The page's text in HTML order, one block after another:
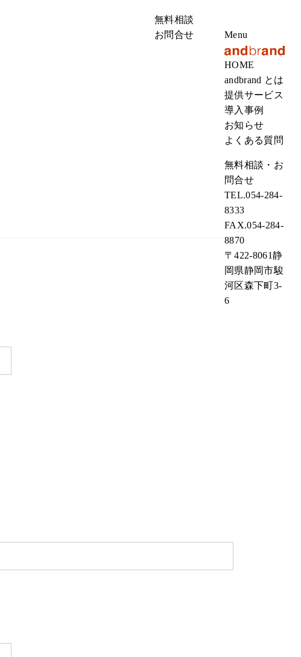
無料相談
お問合せ
Menu
HOME
andbrand とは
提供サービス
導入事例
お知らせ
よくある質問
無料相談・お
問合せ
TEL.054-284-
8333
FAX.054-284-
8870
〒422-8061静
岡県静岡市駿
河区森下町3-
6